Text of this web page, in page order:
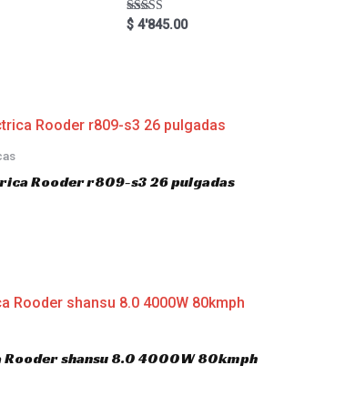
Rated
5.00
$ 4'845.00
Rooder r809-s3 26 pulgadas
shansu 8.0 4000W 80kmph